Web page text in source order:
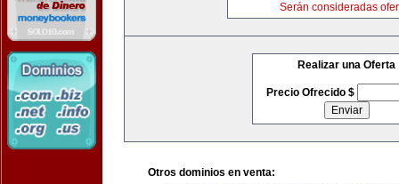
Serán consideradas
Realizar una Oferta
Precio Ofrecido $
Otros dominios en venta: